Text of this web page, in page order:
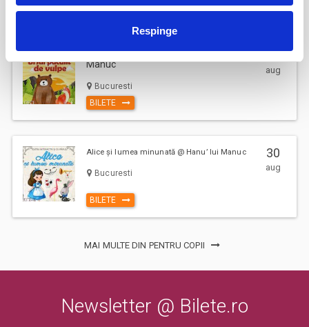
Respinge
de desfasurare a evenimentului inscriptionate pe bilet, pentru a evita
aglomerarea pe caile de acces sau deranjarea celorlalti spectatori
BILETE
Ursul pacalit de vulpe @ Hanu' lui
Manuc
Bucuresti
BILETE
22
aug
Alice și lumea minunată @ Hanu’ lui Manuc
Bucuresti
BILETE
30
aug
MAI MULTE DIN PENTRU COPII
Newsletter @ Bilete.ro